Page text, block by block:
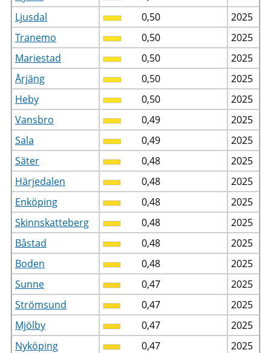
Ljusdal
0,50
2025
Tranemo
0,50
2025
Mariestad
0,50
2025
Årjäng
0,50
2025
Heby
0,50
2025
Vansbro
0,49
2025
Sala
0,49
2025
Säter
0,48
2025
Härjedalen
0,48
2025
Enköping
0,48
2025
Skinnskatteberg
0,48
2025
Båstad
0,48
2025
Boden
0,48
2025
Sunne
0,47
2025
Strömsund
0,47
2025
Mjölby
0,47
2025
Nyköping
0,47
2025